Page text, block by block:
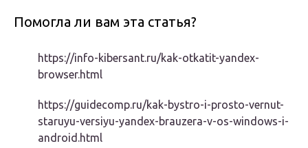
Помогла ли вам эта статья?
https://info-kibersant.ru/kak-otkatit-yandex-
browser.html
https://guidecomp.ru/kak-bystro-i-prosto-vernut-
staruyu-versiyu-yandex-brauzera-v-os-windows-i-
android.html